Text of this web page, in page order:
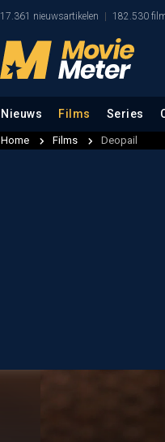
17.361 nieuwsartikelen 182.530
Nieuws Films Series
Home Films Deopail